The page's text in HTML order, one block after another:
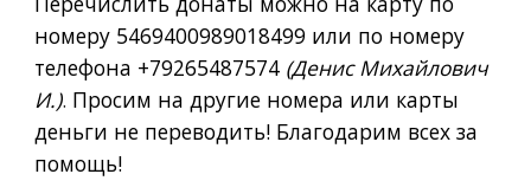
номеру 5469400989018499 или по номеру
телефона +79265487574 (Денис Михайлович
И.). Просим на другие номера или карты
деньги не переводить! Благодарим всех за
помощь!